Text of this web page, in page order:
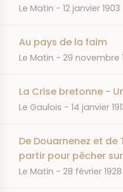
JOURNAL
Le Matin DATE
12 janvier 1903
Au pays de la faim
JOURNAL
Le Matin DATE
29 novembre
La Crise bretonne -
JOURNAL
Le Gaulois DATE
14 janvier
De Douarnenez et
partir pour pêcher
JOURNAL
Le Matin DATE
28 février 1928